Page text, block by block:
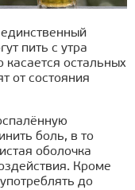
единственный
пить с утра
остальных
от состояния
боль, в то
оболочка
Кроме
до